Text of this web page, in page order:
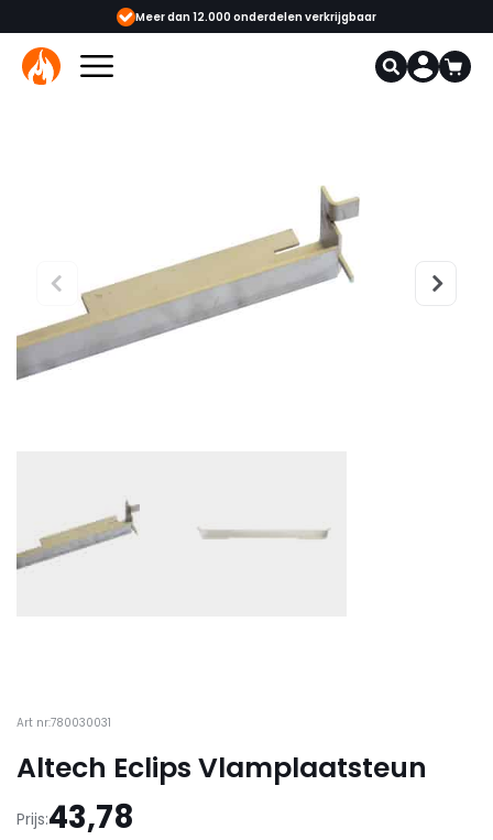
Meer dan 12.000 onderdelen verkrijgbaar
Art nr:780030031
Altech Eclips Vlamplaatsteun
Prijs:43,78